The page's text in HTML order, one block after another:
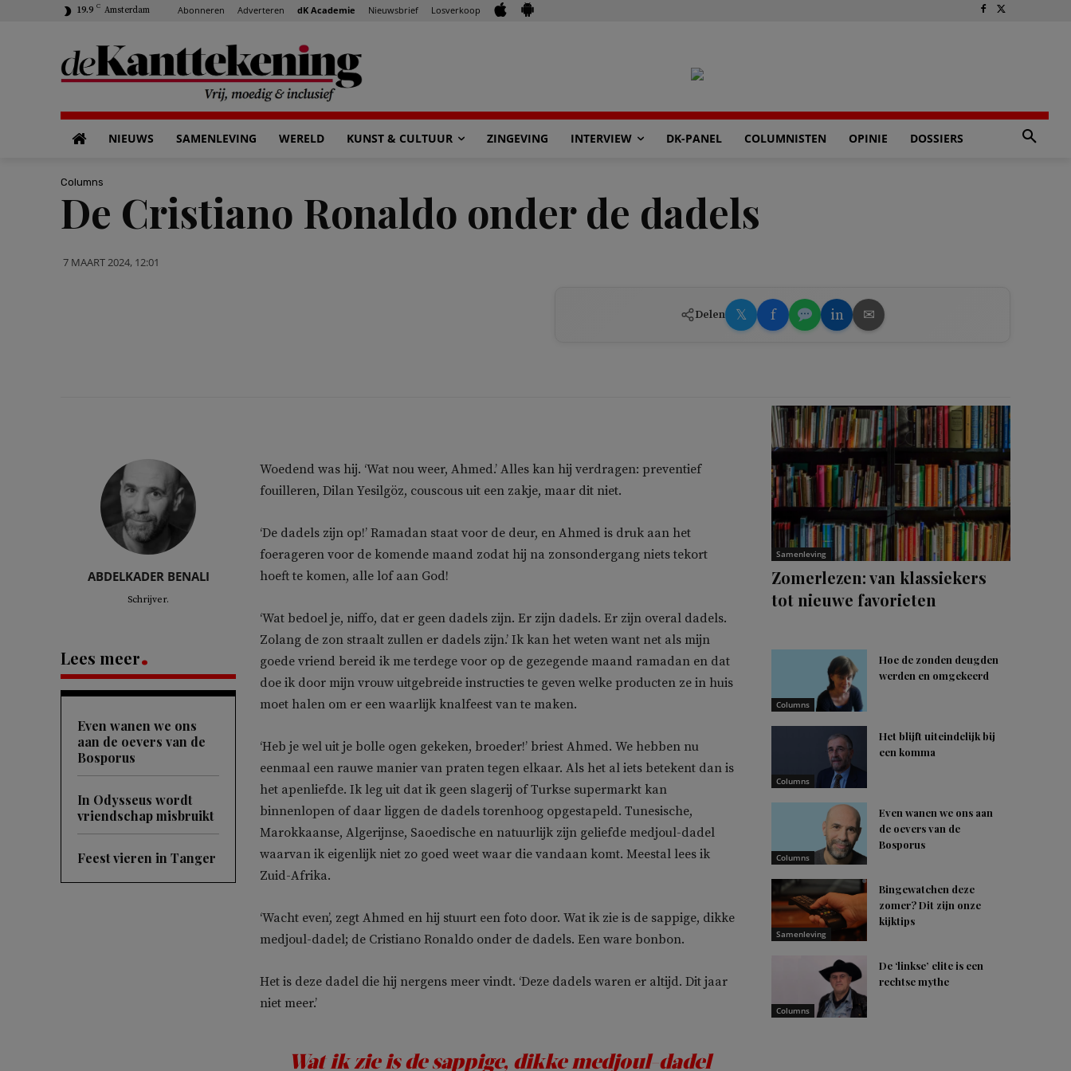
19.9 C Amsterdam Abonneren Adverteren dK Academie Nieuwsbrief Losverkoop
NIEUWS SAMENLEVING WERELD KUNST & CULTUUR ZINGEVING INTERVIEW DK-PANEL COLUMNISTEN OPINIE DOSSIERS
Columns
De Cristiano Ronaldo onder de dadels
7 MAART 2024, 12:01
Delen 𝕏 f in ✉
ABDELKADER BENALI
Schrijver.
Lees meer
Even wanen we ons
aan de oevers van de
Bosporus
In Odysseus wordt
vriendschap misbruikt
Feest vieren in Tanger
Woedend was hij. ‘Wat nou weer, Ahmed.’ Alles kan hij verdragen: preventief
fouilleren, Dilan Yesilgöz, couscous uit een zakje, maar dit niet.
‘De dadels zijn op!’ Ramadan staat voor de deur, en Ahmed is druk aan het
foerageren voor de komende maand zodat hij na zonsondergang niets tekort
hoeft te komen, alle lof aan God!
‘Wat bedoel je, niffo, dat er geen dadels zijn. Er zijn dadels. Er zijn overal dadels.
Zolang de zon straalt zullen er dadels zijn.’ Ik kan het weten want net als mijn
goede vriend bereid ik me terdege voor op de gezegende maand ramadan en dat
doe ik door mijn vrouw uitgebreide instructies te geven welke producten ze in huis
moet halen om er een waarlijk knalfeest van te maken.
‘Heb je wel uit je bolle ogen gekeken, broeder!’ briest Ahmed. We hebben nu
eenmaal een rauwe manier van praten tegen elkaar. Als het al iets betekent dan is
het apenliefde. Ik leg uit dat ik geen slagerij of Turkse supermarkt kan
binnenlopen of daar liggen de dadels torenhoog opgestapeld. Tunesische,
Marokkaanse, Algerijnse, Saoedische en natuurlijk zijn geliefde medjoul-dadel
waarvan ik eigenlijk niet zo goed weet waar die vandaan komt. Meestal lees ik
Zuid-Afrika.
‘Wacht even’, zegt Ahmed en hij stuurt een foto door. Wat ik zie is de sappige, dikke
medjoul-dadel; de Cristiano Ronaldo onder de dadels. Een ware bonbon.
Het is deze dadel die hij nergens meer vindt. ‘Deze dadels waren er altijd. Dit jaar
niet meer.’
Wat ik zie is de sappige, dikke medjoul-dadel
Samenleving
Zomerlezen: van klassiekers
tot nieuwe favorieten
Columns
Hoe de zonden deugden
werden en omgekeerd
Columns
Het blijft uiteindelijk bij
een komma
Columns
Even wanen we ons aan
de oevers van de
Bosporus
Samenleving
Bingewatchen deze
zomer? Dit zijn onze
kijktips
Columns
De ‘linkse’ elite is een
rechtse mythe